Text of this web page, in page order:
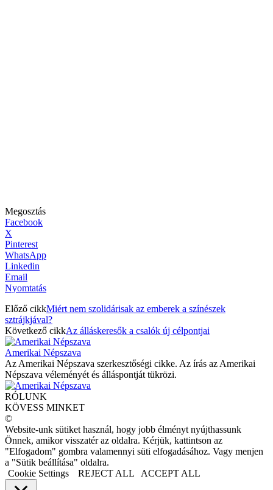
Megosztás
Facebook
X
Pinterest
WhatsApp
Linkedin
Email
Nyomtatás
Előző cikkMiért nem szolidárisak az emberek a színészek
sztrájkjával?
Következő cikkAz álláskeresők a csalók új célpontjai
Amerikai Népszava
Az Amerikai Népszava szerkesztőségi cikke. Az írás az Amerikai
Népszava véleményét és álláspontját tükrözi.
RÓLUNK
KÖVESS MINKET
©
Website-unk sütiket használ, hogy jobb élményt nyújthassunk
Önnek, amikor visszatér az oldalra. Kérjük, kattintson az
"Elfogadom" gombra valamennyi süti elfogadásához. Vagy menjen
a "Sütik beállítása" oldalra.
Cookie Settings
REJECT ALL ACCEPT ALL